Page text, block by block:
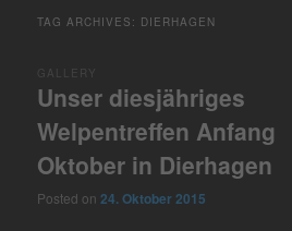
TAG ARCHIVES: DIERHAGEN
Unser diesjähriges
Welpentreffen Anfang
Oktober in Dierhagen
GALLERY
Posted on24. Oktober 2015